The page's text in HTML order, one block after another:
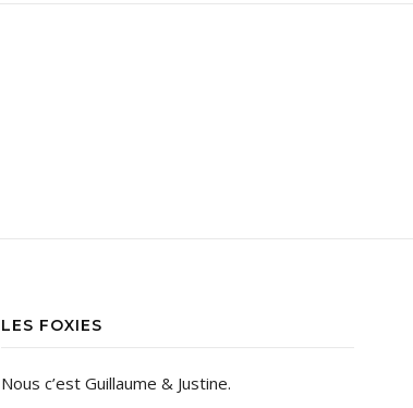
LES FOXIES
Nous c’est Guillaume & Justine.